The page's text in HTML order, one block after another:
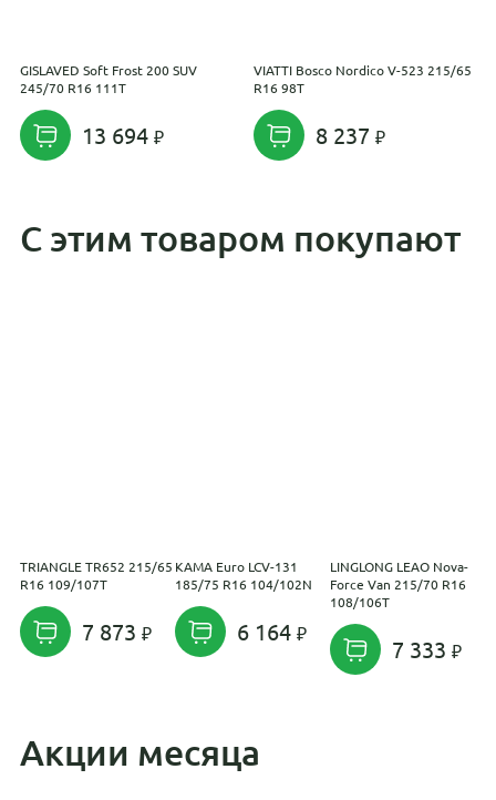
GISLAVED Soft Frost 200 SUV
245/70 R16 111T
13 694
VIATTI Bosco Nordico V-523 215/65
R16 98T
8 237
С этим товаром покупают
TRIANGLE TR652 215/65
R16 109/107T
7 873
KAMA Euro LCV-131
185/75 R16 104/102N
6 164
LINGLONG LEAO Nova-
Force Van 215/70 R16
108/106T
7 333
Акции месяца